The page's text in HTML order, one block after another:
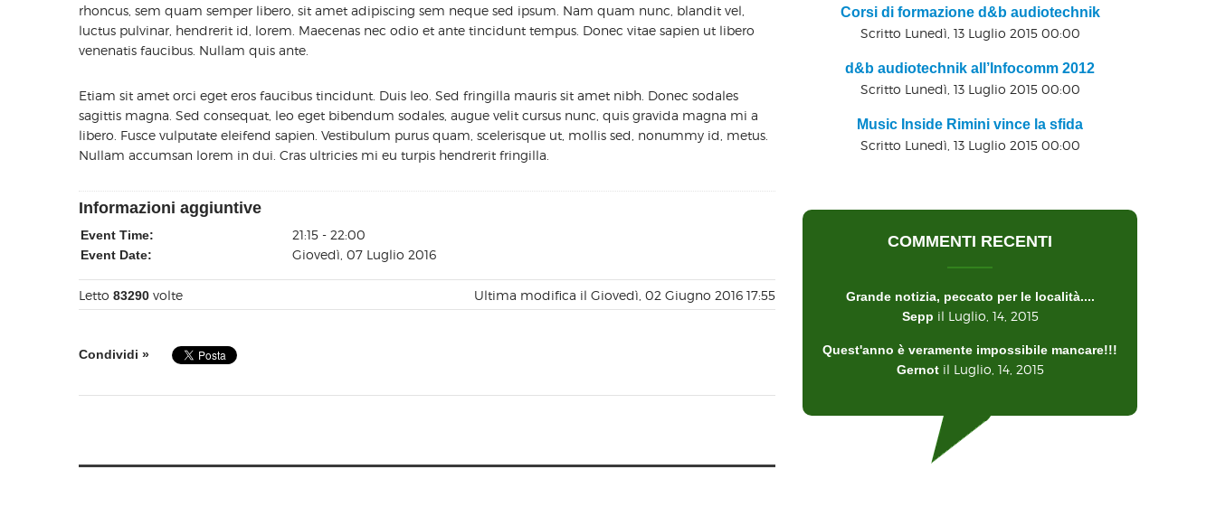
rhoncus, sem quam semper libero, sit amet adipiscing sem neque sed ipsum. Nam quam nunc, blandit vel,
luctus pulvinar, hendrerit id, lorem. Maecenas nec odio et ante tincidunt tempus. Donec vitae sapien ut libero
venenatis faucibus. Nullam quis ante.
Etiam sit amet orci eget eros faucibus tincidunt. Duis leo. Sed fringilla mauris sit amet nibh. Donec sodales
sagittis magna. Sed consequat, leo eget bibendum sodales, augue velit cursus nunc, quis gravida magna mi a
libero. Fusce vulputate eleifend sapien. Vestibulum purus quam, scelerisque ut, mollis sed, nonummy id, metus.
Nullam accumsan lorem in dui. Cras ultricies mi eu turpis hendrerit fringilla.
Informazioni aggiuntive
Event Time: 21:15 - 22:00
Event Date: Giovedì, 07 Luglio 2016
Letto 83290 volte Ultima modifica il Giovedì, 02 Giugno 2016 17:55
Condividi »
Corsi di formazione d&b audiotechnik
Scritto Lunedì, 13 Luglio 2015 00:00
d&b audiotechnik all’Infocomm 2012
Scritto Lunedì, 13 Luglio 2015 00:00
Music Inside Rimini vince la sfida
Scritto Lunedì, 13 Luglio 2015 00:00
COMMENTI RECENTI
Grande notizia, peccato per le località....
Sepp il Luglio, 14, 2015
Quest'anno è veramente impossibile mancare!!!
Gernot il Luglio, 14, 2015